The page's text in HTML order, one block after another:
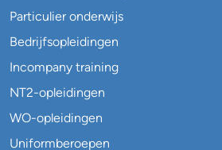
Particulier onderwijs
Bedrijfsopleidingen
Incompany training
NT2-opleidingen
WO-opleidingen
Uniformberoepen